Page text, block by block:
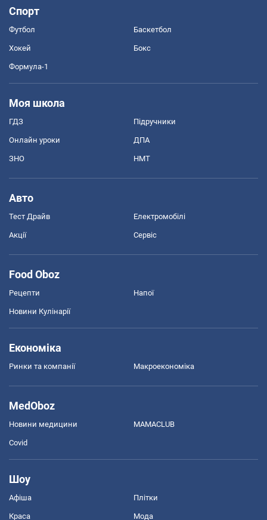
Спорт
Футбол Баскетбол
Хокей Бокс
Формула-1
Моя школа
ГДЗ Підручники
Онлайн уроки ДПА
ЗНО НМТ
Авто
Тест Драйв Електромобілі
Акції Сервіс
Food Oboz
Рецепти Напої
Новини Кулінарії
Економіка
Ринки та компанії Макроекономіка
MedOboz
Новини медицини MAMACLUB
Covid
Шоу
Афіша Плітки
Краса Мода